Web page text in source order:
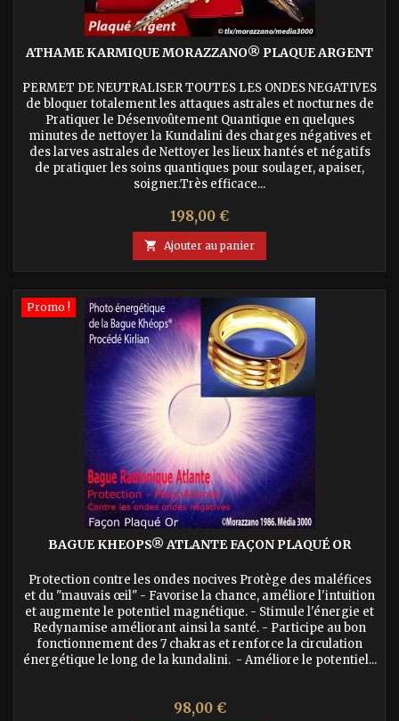
ATHAME KARMIQUE MORAZZANO® PLAQUE ARGENT
PERMET DE NEUTRALISER TOUTES LES ONDES NEGATIVES
de bloquer totalement les attaques astrales et nocturnes de
Pratiquer le Désenvoûtement Quantique en quelques
minutes de nettoyer la Kundalini des charges négatives et
des larves astrales de Nettoyer les lieux hantés et négatifs
de pratiquer les soins quantiques pour soulager, apaiser,
soigner.Très efficace...
Prix
198,00 €
 Ajouter au panier
Promo !
BAGUE KHEOPS® ATLANTE FAÇON PLAQUÉ OR
Protection contre les ondes nocives Protège des maléfices
et du "mauvais œil" - Favorise la chance, améliore l'intuition
et augmente le potentiel magnétique. - Stimule l'énergie et
Redynamise améliorant ainsi la santé. - Participe au bon
fonctionnement des 7 chakras et renforce la circulation
énergétique le long de la kundalini. - Améliore le potentiel...
Prix
98,00 €